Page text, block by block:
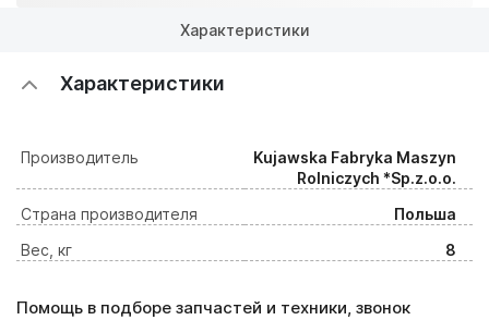
Характеристики
Характеристики
Производитель
Kujawska Fabryka Maszyn
Rolniczych *Sp.z.o.o.
Страна производителя
Польша
Вес, кг
8
Помощь в подборе запчастей и техники, звонок